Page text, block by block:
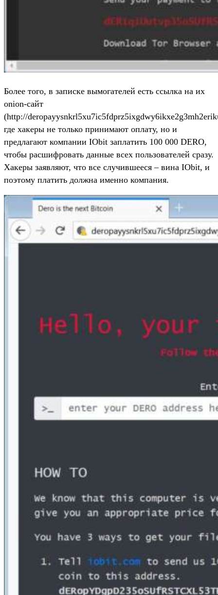
Более того, в записке вымогателей есть ссылка на их
onion-сайт
(http://
где хакеры не только принимают оплату, но и
предлагают компании IObit заплатить 100 000 DERO,
чтобы расшифровать данные всех пользователей сразу.
Хакеры заявляют, что все случившееся – вина IObit, и
поэтому платить должна именно компания.